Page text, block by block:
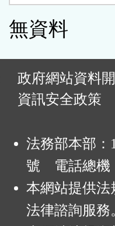
無資料
政府網站資料
資訊安全政策
法務部本部：
號 電話總機
本網站提供法
法律諮詢服務